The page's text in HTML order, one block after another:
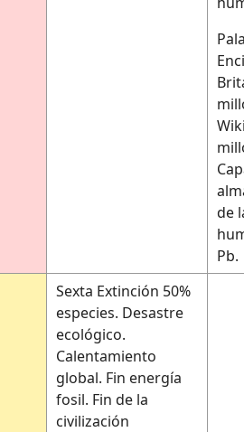
de
Pb.
Sexta Extinción 50%
especies. Desastre
ecológico.
Calentamiento
global. Fin energía
fosil. Fin de la
civilización